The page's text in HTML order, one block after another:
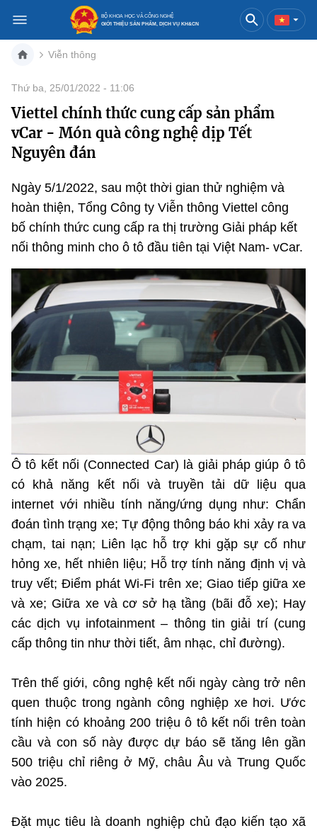
BỘ KHOA HỌC VÀ CÔNG NGHỆ
GIỚI THIỆU SẢN PHẨM, DỊCH VỤ KH&CN
Danh mục
Trang chủ
Sản phẩm
Dịch vụ
Báo điện tử
Phát hành
Truyền hình
Đổi mới sáng tạo
Sản phẩm
Bưu chính
Dịch vụ
Bưu chính
Chuyển phát nhanh
Viễn thông
Sản phẩm
Dịch vụ
Phần cứng
Phần mềm
Tần số vô tuyến điện
Bảo mật
Giải pháp
Công nghệ thông tin, Điện tử
Sản phẩm
Dịch vụ
Phần cứng
Phần mềm
Bảo mật
Nội dung số
Giải pháp
Lĩnh vực khác
Tư vấn
Hành chính
Bảng điện tử
Chọn ngôn ngữ
Việt Nam
BỘ KHOA HỌC VÀ CÔNG NGHỆ
MINISTRY OF SCIENCE AND TECHNOLOGY
Hệ thống nội bộ
Điều khoản sử dụng
Sơ đồ trang
Liên kết
Cơ quan chủ quản: Bộ Khoa học và Công nghệ (MST)
Chịu trách nhiệm nội dung: Nguyễn Thị Hải Hằng Giám đốc
Trung tâm Truyền thông Khoa học và Công nghệ.
Liên hệ
Địa chỉ: Ban Biên tập Cổng TTĐT - 18 Nguyễn Du, TP. Hà Nội
Điện thoại: 024 3936 9506
Viễn thông
Thứ ba, 25/01/2022 - 11:06
Viettel chính thức cung cấp sản phẩm
vCar - Món quà công nghệ dịp Tết
Nguyên đán
Ngày 5/1/2022, sau một thời gian thử nghiệm và
hoàn thiện, Tổng Công ty Viễn thông Viettel công
bố chính thức cung cấp ra thị trường Giải pháp kết
nối thông minh cho ô tô đầu tiên tại Việt Nam- vCar.
Ô tô kết nối (Connected Car) là giải pháp giúp ô tô
có khả năng kết nối và truyền tải dữ liệu qua
internet với nhiều tính năng/ứng dụng như: Chẩn
đoán tình trạng xe; Tự động thông báo khi xảy ra va
chạm, tai nạn; Liên lạc hỗ trợ khi gặp sự cố như
hỏng xe, hết nhiên liệu; Hỗ trợ tính năng định vị và
truy vết; Điểm phát Wi-Fi trên xe; Giao tiếp giữa xe
và xe; Giữa xe và cơ sở hạ tầng (bãi đỗ xe); Hay
các dịch vụ infotainment – thông tin giải trí (cung
cấp thông tin như thời tiết, âm nhạc, chỉ đường).
Trên thế giới, công nghệ kết nối ngày càng trở nên
quen thuộc trong ngành công nghiệp xe hơi. Ước
tính hiện có khoảng 200 triệu ô tô kết nối trên toàn
cầu và con số này được dự báo sẽ tăng lên gần
500 triệu chỉ riêng ở Mỹ, châu Âu và Trung Quốc
vào 2025.
Đặt mục tiêu là doanh nghiệp chủ đạo kiến tạo xã